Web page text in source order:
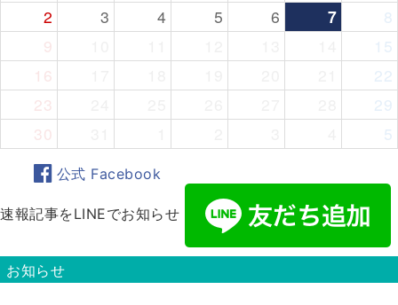
2
3 4 5 6 7
8
9
15
16
22
23
29
30
5
公式 Facebook
速報記事をLINEでお知らせ
お知らせ